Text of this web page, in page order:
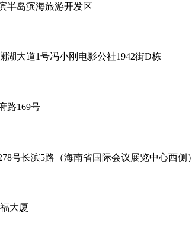
半岛滨海旅游开发区
湖大道1号冯小刚电影公社1942街D栋
路169号
号长滨5路（海南省国际会议展览中心西侧）
大厦